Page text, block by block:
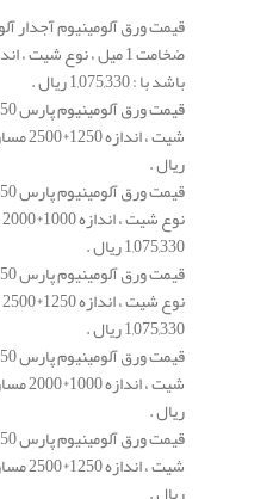
باشد با : 1,075,330 ریال .
ریال .
1,075,330 ریال .
1,075,330 ریال .
ریال .